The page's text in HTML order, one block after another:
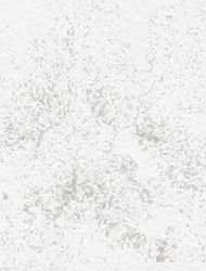
E1-Jugend-2018